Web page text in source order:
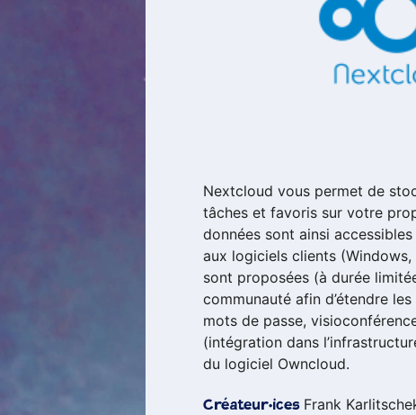
Nextcloud vous permet de
tâches et favoris sur votre
données sont ainsi
aux logiciels clients
sont proposées (à durée
communauté afin d’étendre
mots de passe,
(intégration dans
du logiciel Owncloud.
Créateur·ices Frank